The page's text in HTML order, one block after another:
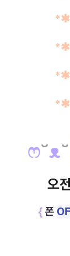
*✱
*✱
*✱
*✱
ෆ˘ᴥ˘
오
{폰